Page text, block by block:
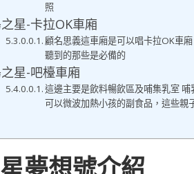
照
星-卡拉OK車廂
顧名思義這車廂是可以唱卡拉OK車
聽到的那些是必備的
星-吧檯車廂
這邊主要是飲料暢飲區及哺集乳室
可以微波加熱小孩的副食品，這些親